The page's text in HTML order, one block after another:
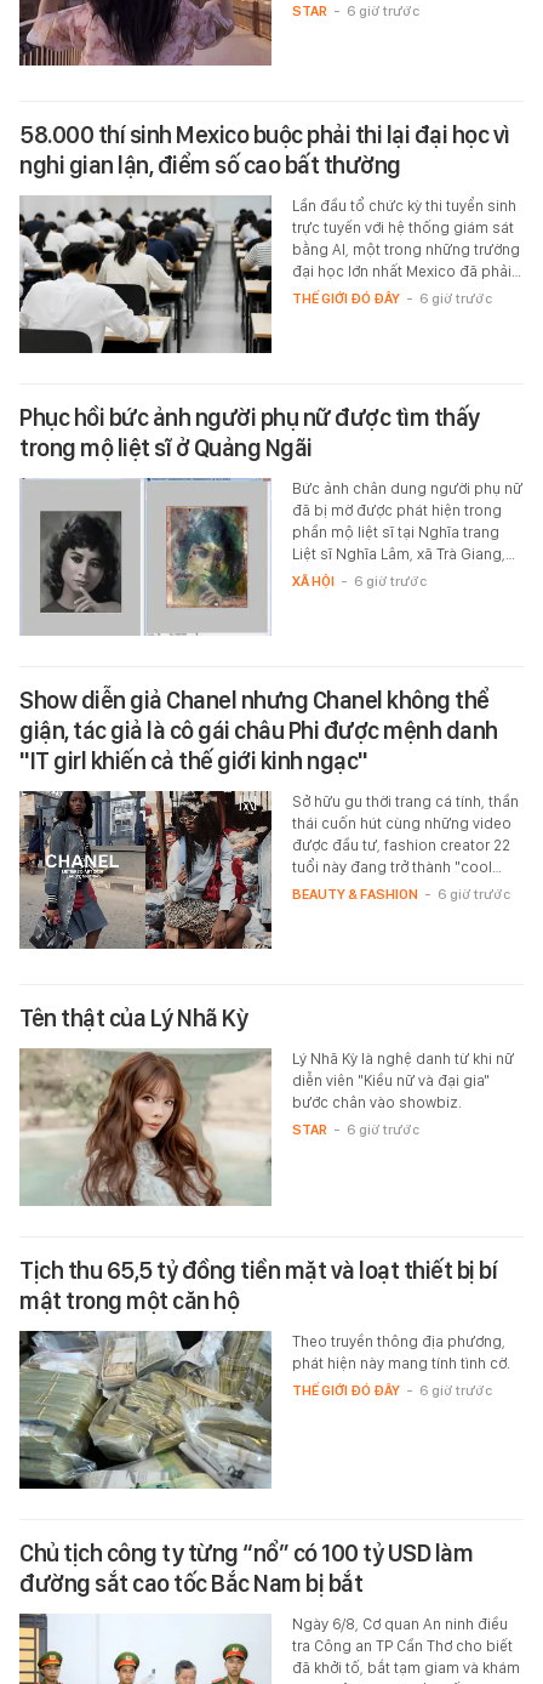
STAR - 6 giờ trước
58.000 thí sinh Mexico buộc phải thi lại đại học vì
nghi gian lận, điểm số cao bất thường
Lần đầu tổ chức kỳ thi tuyển sinh
trực tuyến với hệ thống giám sát
bằng AI, một trong những trường
đại học lớn nhất Mexico đã phải…
THẾ GIỚI ĐÓ ĐÂY - 6 giờ trước
Phục hồi bức ảnh người phụ nữ được tìm thấy
trong mộ liệt sĩ ở Quảng Ngãi
Bức ảnh chân dung người phụ nữ
đã bị mờ được phát hiện trong
phần mộ liệt sĩ tại Nghĩa trang
Liệt sĩ Nghĩa Lâm, xã Trà Giang,…
XÃ HỘI - 6 giờ trước
Show diễn giả Chanel nhưng Chanel không thể
giận, tác giả là cô gái châu Phi được mệnh danh
"IT girl khiến cả thế giới kinh ngạc"
Sở hữu gu thời trang cá tính, thần
thái cuốn hút cùng những video
được đầu tư, fashion creator 22
tuổi này đang trở thành "cool…
BEAUTY & FASHION - 6 giờ trước
Tên thật của Lý Nhã Kỳ
Lý Nhã Kỳ là nghệ danh từ khi nữ
diễn viên "Kiều nữ và đại gia"
bước chân vào showbiz.
STAR - 6 giờ trước
Tịch thu 65,5 tỷ đồng tiền mặt và loạt thiết bị bí
mật trong một căn hộ
Theo truyền thông địa phương,
phát hiện này mang tính tình cờ.
THẾ GIỚI ĐÓ ĐÂY - 6 giờ trước
Chủ tịch công ty từng “nổ” có 100 tỷ USD làm
đường sắt cao tốc Bắc Nam bị bắt
Ngày 6/8, Cơ quan An ninh điều
tra Công an TP Cần Thơ cho biết
đã khởi tố, bắt tạm giam và khám